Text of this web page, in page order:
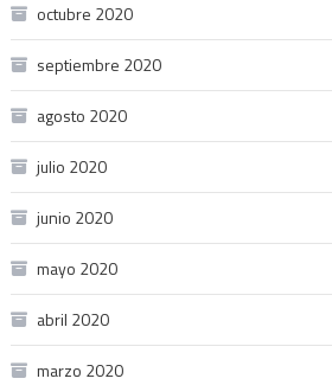
octubre 2020
septiembre 2020
agosto 2020
julio 2020
junio 2020
mayo 2020
abril 2020
marzo 2020